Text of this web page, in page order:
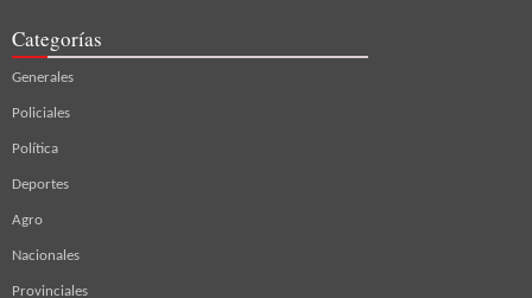
Categorías
Generales
Policiales
Política
Deportes
Agro
Nacionales
Provinciales